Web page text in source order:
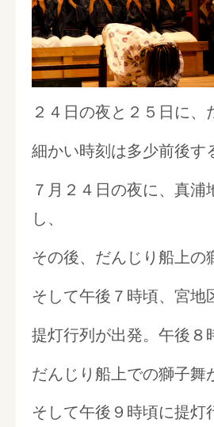
２４日の夜と２５日に
細かい時刻は多少前後す
７月２４日の夜に、真
し、
その後、だんじり船上の
そして午後７時頃、宮地
提灯行列が出発。午後８
だんじり船上での獅子舞
そして午後９時頃に提灯